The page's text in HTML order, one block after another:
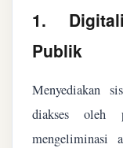
1.
Publik
Menyediakan
diakses oleh
mengeliminasi